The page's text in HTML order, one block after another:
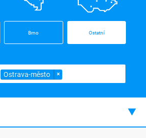
Brno Ostatní
Ostrava-město ×